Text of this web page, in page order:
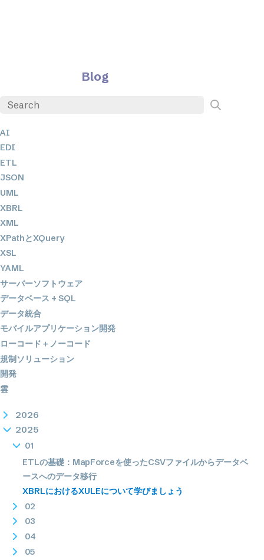
Blog
AI
EDI
ETL
JSON
UML
XBRL
XML
XPathとXQuery
XSL
YAML
サーバーソフトウェア
データベース + SQL
データ統合
モバイルアプリケーション開発
ローコード＋ノーコード
規制ソリューション
開発
雲
2026
2025
01
ETLの基礎：MapForceを使ったCSVファイルからデータベ
ースへのデータ移行
XBRLにおけるXULEについて学びましょう
02
03
04
05